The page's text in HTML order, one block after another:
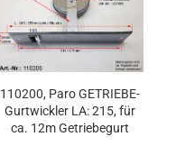
110200, Paro GETRIEBE-
Gurtwickler LA: 215, für
ca. 12m Getriebegurt